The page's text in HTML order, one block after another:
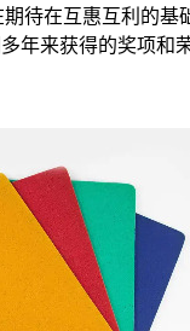
期待在互惠互利的基
年来获得的奖项和